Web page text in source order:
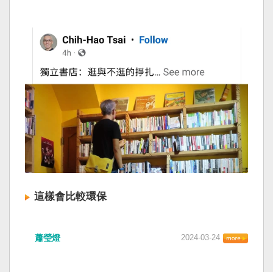
這樣會比較環保
蕭瑩燈 2024-03-24